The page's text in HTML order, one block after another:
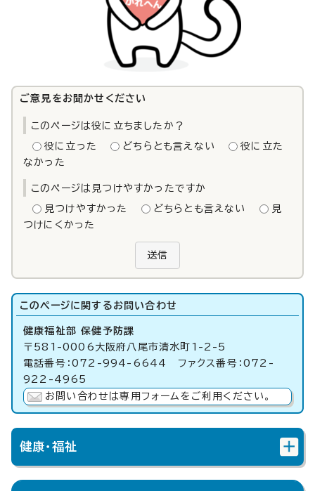
ご意見をお聞かせください
このページは役に立ちましたか？
役に立った どちらとも言えない
役に立た
なかった
このページは見つけやすかったですか
見つけやすかった どちらとも言えない
見
つけにくかった
送信
このページに関する お問い合わせ
健康福祉部 保健予防課
〒581-0006大阪府八尾市清水町1-2-5
電話番号：072-994-6644 ファクス番号：072-
922-4965
お問い合わせは専用フォームをご利用ください。
健康・福祉